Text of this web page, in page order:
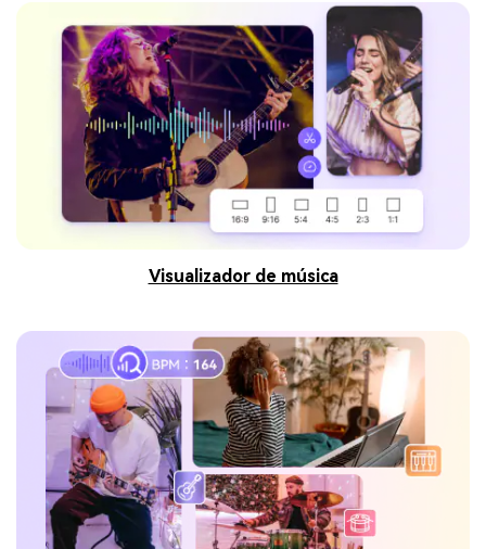
Visualizador de música